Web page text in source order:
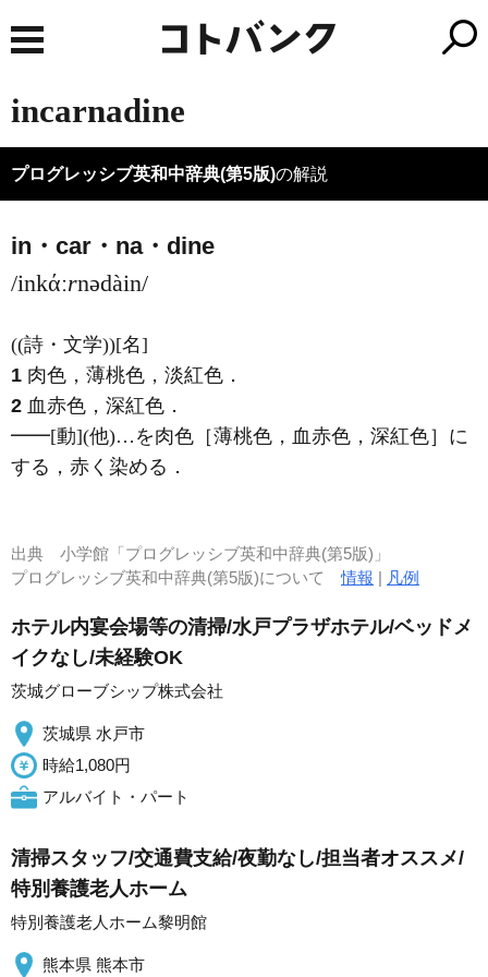
incarnadine
プログレッシブ英和中辞典(第5版)の解説
in・car・na・dine
/inkάːrnədàin/
((詩・文学))[名]
1 肉色，薄桃色，淡紅色 ．
2 血赤色，深紅色 ．
━━[動](他)…を肉色［薄桃色，血赤色，深紅色］に
する，赤く染める ．
出典 小学館「プログレッシブ英和中辞典(第5版)」
プログレッシブ英和中辞典(第5版)について情報 | 凡例
ホテル内宴会場等の清掃/水戸プラザホテル/ベッドメ
イクなし/未経験OK
茨城グローブシップ株式会社
茨城県 水戸市
時給1,080円
アルバイト・パート
清掃スタッフ/交通費支給/夜勤なし/担当者オススメ/
特別養護老人ホーム
特別養護老人ホーム黎明館
熊本県 熊本市